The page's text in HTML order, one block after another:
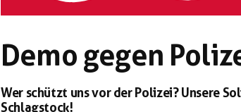
Demo gegen
Wer schützt uns vor der Polizei? Unsere
Schlagstock!